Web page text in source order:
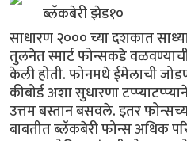
ब्लॅकबेरी झेड१०
साधारण २००० च्या दशकात
तुलनेत स्मार्ट फोन्सकडे
केली होती. फोनमधे ईमेलाची
कीबोर्ड अशा सुधारणा
उत्तम बस्तान बसवले. इतर
बाबतीत ब्लॅकबेरी फोन्स अधिक